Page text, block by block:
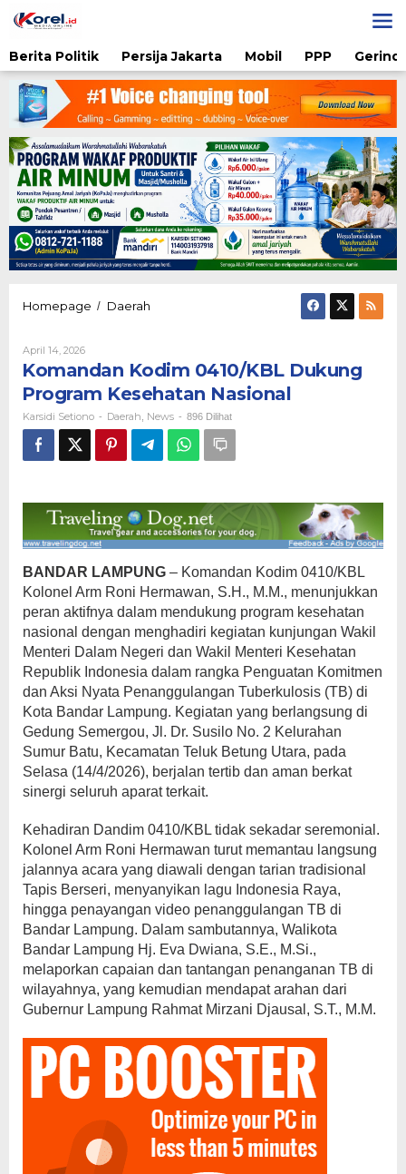
ke
Berita Politik
Persija Jakarta Mobil PPP
Homepage / Daerah
Program
Kesehatan
Nasional
April 14, 2026Oleh
Karsidi
Setiono
Komandan Kodim 0410/KBL Dukung
Program Kesehatan Nasional
Karsidi Setiono - Daerah News - 896 Dilihat
BANDAR LAMPUNG – Komandan Kodim 0410/KBL
Kolonel Arm Roni Hermawan, S.H., M.M., menunjukkan
peran aktifnya dalam mendukung program kesehatan
nasional dengan menghadiri kegiatan kunjungan Wakil
Menteri Dalam Negeri dan Wakil Menteri Kesehatan
Republik Indonesia dalam rangka Penguatan Komitmen
dan Aksi Nyata Penanggulangan Tuberkulosis (TB) di
Kota Bandar Lampung. Kegiatan yang berlangsung di
Gedung Semergou, Jl. Dr. Susilo No. 2 Kelurahan
Sumur Batu, Kecamatan Teluk Betung Utara, pada
Selasa (14/4/2026), berjalan tertib dan aman berkat
sinergi seluruh aparat terkait.
Kehadiran Dandim 0410/KBL tidak sekadar seremonial.
Kolonel Arm Roni Hermawan turut memantau langsung
jalannya acara yang diawali dengan tarian tradisional
Tapis Berseri, menyanyikan lagu Indonesia Raya,
hingga penayangan video penanggulangan TB di
Bandar Lampung. Dalam sambutannya, Walikota
Bandar Lampung Hj. Eva Dwiana, S.E., M.Si.,
melaporkan capaian dan tantangan penanganan TB di
wilayahnya, yang kemudian mendapat arahan dari
Gubernur Lampung Rahmat Mirzani Djausal, S.T., M.M.